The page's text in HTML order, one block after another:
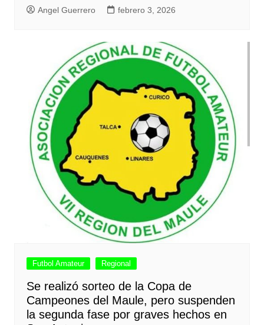
Angel Guerrero febrero 3, 2026
Futbol Amateur Regional
Se realizó sorteo de la Copa de
Campeones del Maule, pero suspenden
la segunda fase por graves hechos en